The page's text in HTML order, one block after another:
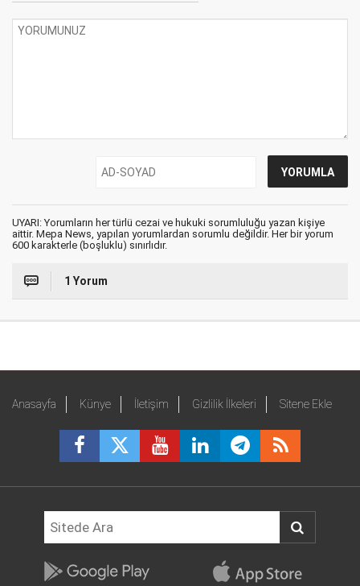
UYARI: Yorumların her türlü cezai ve hukuki sorumluluğu yazan kişiye
aittir. Mepa News, yapılan yorumlardan sorumlu değildir. Her bir yorum
600 karakterle (boşluklu) sınırlıdır.
1 Yorum
Anasayfa Künye İletişim Gizlilik İlkeleri Sitene Ekle